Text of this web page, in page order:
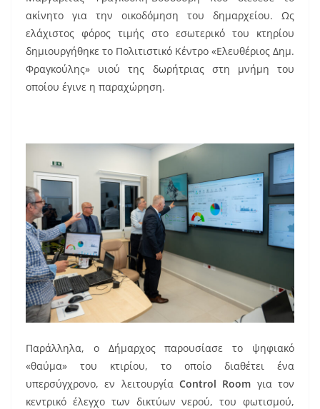
ακίνητο για την οικοδόμηση του δημαρχείου. Ως
ελάχιστος φόρος τιμής στο εσωτερικό του κτηρίου
δημιουργήθηκε το Πολιτιστικό Κέντρο «Ελευθέριος Δημ.
Φραγκούλης» υιού της δωρήτριας στη μνήμη του
οποίου έγινε η παραχώρηση.
Παράλληλα, ο Δήμαρχος παρουσίασε το ψηφιακό
«θαύμα» του κτιρίου, το οποίο διαθέτει ένα
υπερσύγχρονο, εν λειτουργία Control Room για τον
κεντρικό έλεγχο των δικτύων νερού, του φωτισμού,